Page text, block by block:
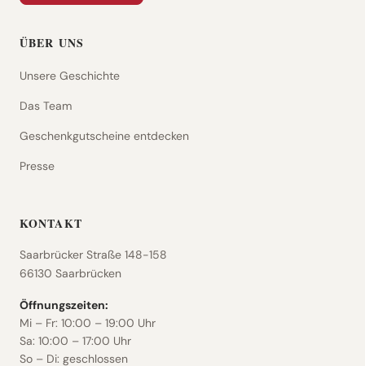
ÜBER UNS
Unsere Geschichte
Das Team
Geschenkgutscheine entdecken
Presse
KONTAKT
Saarbrücker Straße 148-158
66130 Saarbrücken
Öffnungszeiten:
Mi – Fr: 10:00 – 19:00 Uhr
Sa: 10:00 – 17:00 Uhr
So – Di: geschlossen